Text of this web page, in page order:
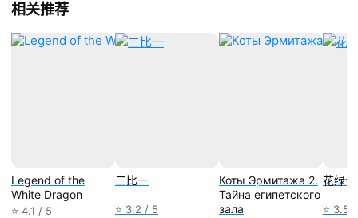
相关推荐
Legend of the
White Dragon
⭐ 4.1 / 5
二比一
⭐ 3.2 / 5
Коты Эрмитажа 2.
Тайна египетского
зала
花绿
⭐ 3.5